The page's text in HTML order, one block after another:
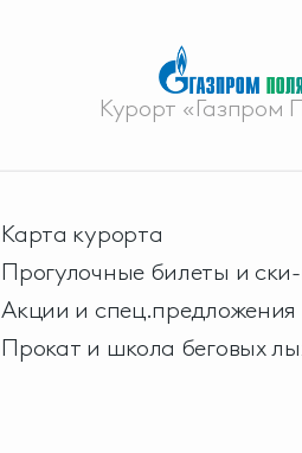
Курорт «Газпром
Карта курорта
Прогулочные билеты и
Акции и спец.предложения
Прокат и школа беговых